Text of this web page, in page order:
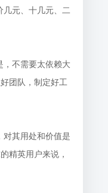
元、十几元、二
不需要太依赖大
团队，制定好工
其用处和价值是
精英用户来说，